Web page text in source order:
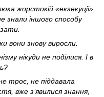
жорстокій «екзекуції»,
знали іншого способу
вони знову виросли.
нікуди не поділися. І в
троє, не піддавала
вже з’явилися знання,